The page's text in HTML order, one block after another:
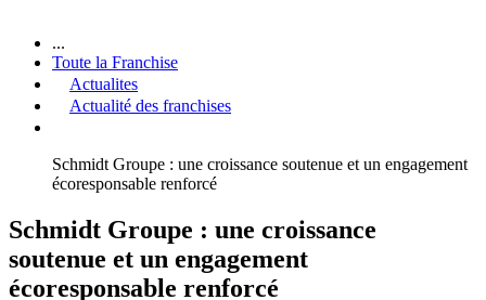
...
Toute la Franchise
Actualites
Actualité des franchises
Schmidt Groupe : une croissance soutenue et un engagement
écoresponsable renforcé
Schmidt Groupe : une croissance
soutenue et un engagement
écoresponsable renforcé